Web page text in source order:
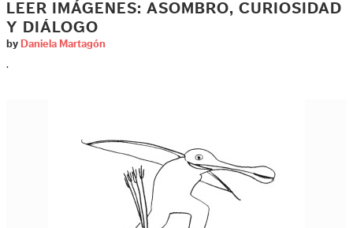
LEER IMÁGENES: ASOMBRO, CURIOSIDAD
Y DIÁLOGO
by Daniela Martagón
.